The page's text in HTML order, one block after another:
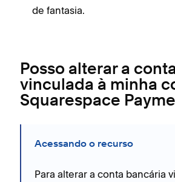
de fantasia.
Posso alterar a
vinculada à minha
Squarespace
Acessando o recurso
Para alterar a conta bancária